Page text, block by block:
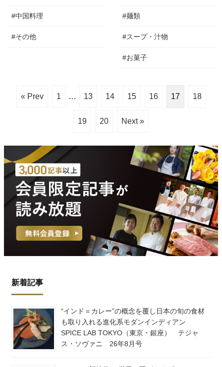
#中国料理
#その他
#麺類
#スープ・汁物
#お菓子
« Prev 1 … 13 14 15 16 17 18
19 20 Next »
新着記事
“インド＝カレー”の概念を覆し日本の旬の食材
も取り入れる進化系モダンインディアン
SPICE LAB TOKYO（東京・銀座） テジャ
ス・ソヴァニ 26年8月号